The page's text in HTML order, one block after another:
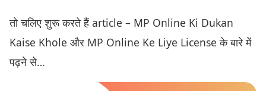
तो चलिए शुरू करते हैं article – MP Online Ki Dukan
Kaise Khole और MP Online Ke Liye License के बारे में
पढ़ने से…